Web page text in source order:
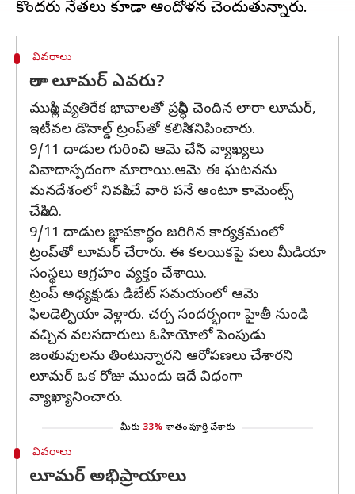
వివరాలు
లారా లూమర్ ఎవరు?
ముస్లిం వ్యతిరేక భావాలతో ప్రసిద్ధి చెందిన లారా లూమర్,
ఇటీవల డొనాల్డ్ ట్రంప్‌తో కలిసి కనిపించారు.
9/11 దాడుల గురించి ఆమె చేసిన వ్యాఖ్యలు
వివాదాస్పదంగా మారాయి.ఆమె ఈ ఘటనను
మనదేశంలో నివసించే వారి పనే అంటూ కామెంట్స్
చేసింది.
9/11 దాడుల జ్ఞాపకార్థం జరిగిన కార్యక్రమంలో
ట్రంప్‌తో లూమర్ చేరారు. ఈ కలయికపై పలు మీడియా
సంస్థలు ఆగ్రహం వ్యక్తం చేశాయి.
ట్రంప్‌ అధ్యక్షుడు డిబేట్ సమయంలో ఆమె
ఫిలడెల్ఫియా వెళ్లారు. చర్చ సందర్భంగా హైతీ నుండి
వచ్చిన వలసదారులు ఓహియోలో పెంపుడు
జంతువులను తింటున్నారని ఆరోపణలు చేశారని
లూమర్ ఒక రోజు ముందు ఇదే విధంగా
వ్యాఖ్యానించారు.
మీరు 33% శాతం పూర్తి చేశారు
వివరాలు
లూమర్ అభిప్రాయాలు